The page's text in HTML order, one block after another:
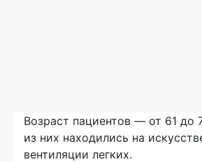
Возраст пациентов — от 61 до
из них находились на
вентиляции легких.